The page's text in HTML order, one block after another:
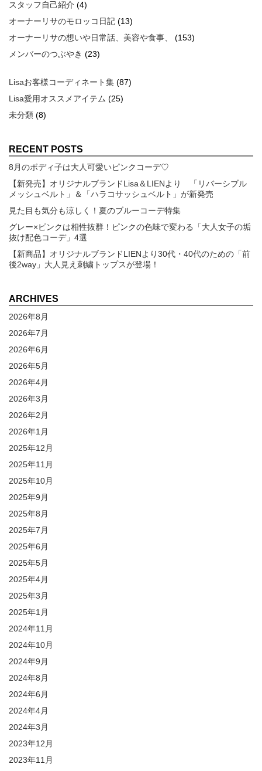
スタッフ自己紹介 (4)
オーナーリサのモロッコ日記 (13)
オーナーリサの想いや日常話、美容や食事、
(153)
メンバーのつぶやき (23)
Lisaお客様コーディネート集 (87)
Lisa愛用オススメアイテム (25)
未分類 (8)
RECENT POSTS
8月のボディ子は大人可愛いピンクコーデ♡
【新発売】オリジナルブランドLisa＆LIENより 「リバーシブル
メッシュベルト」＆「ハラコサッシュベルト」が新発売
見た目も気分も涼しく！夏のブルーコーデ特集
グレー×ピンクは相性抜群！ピンクの色味で変わる「大人女子の垢
抜け配色コーデ」4選
【新商品】オリジナルブランドLIENより30代・40代のための「前
後2way」大人見え刺繍トップスが登場！
ARCHIVES
2026年8月
2026年7月
2026年6月
2026年5月
2026年4月
2026年3月
2026年2月
2026年1月
2025年12月
2025年11月
2025年10月
2025年9月
2025年8月
2025年7月
2025年6月
2025年5月
2025年4月
2025年3月
2025年1月
2024年11月
2024年10月
2024年9月
2024年8月
2024年6月
2024年4月
2024年3月
2023年12月
2023年11月